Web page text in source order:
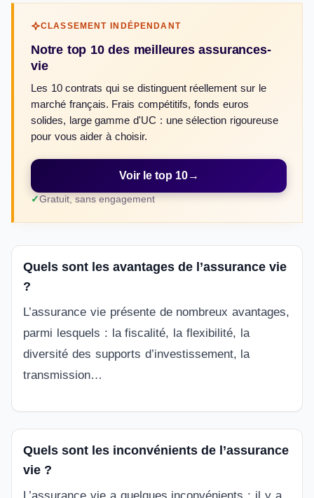
CLASSEMENT INDÉPENDANT
Notre top 10 des meilleures assurances-
vie
Les 10 contrats qui se distinguent réellement sur le
marché français. Frais compétitifs, fonds euros
solides, large gamme d'UC : une sélection rigoureuse
pour vous aider à choisir.
Voir le top 10→
Gratuit, sans engagement
Quels sont les avantages de l’assurance vie
?
L’assurance vie présente de nombreux avantages,
parmi lesquels : la fiscalité, la flexibilité, la
diversité des supports d’investissement, la
transmission…
Quels sont les inconvénients de l’assurance
vie ?